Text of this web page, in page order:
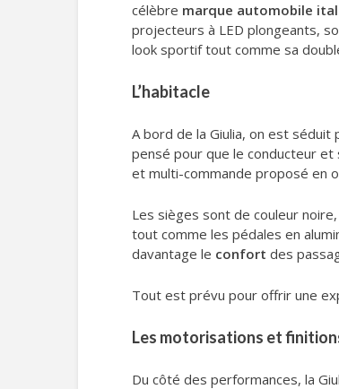
célèbre marque automobile
projecteurs à LED plongeants,
look sportif tout comme sa
L’habitacle
A bord de la Giulia, on est
pensé pour que le conducteur
et multi-commande proposé en
Les sièges sont de couleur
tout comme les pédales en
davantage le confort des
Tout est prévu pour offrir une
Les motorisations et
Du côté des performances, la